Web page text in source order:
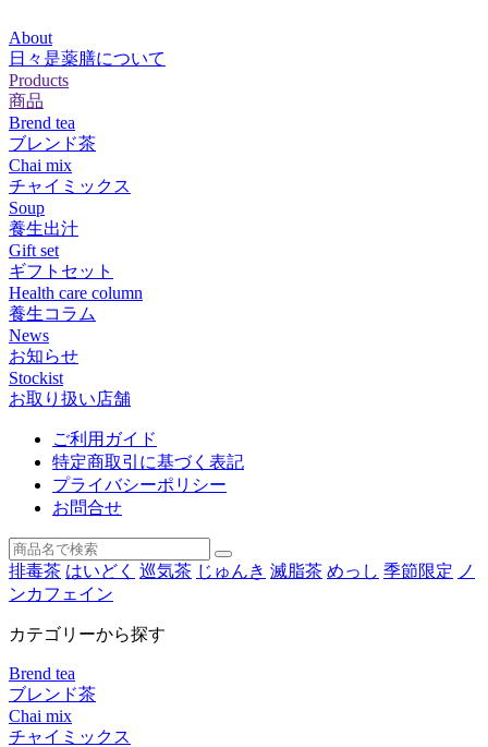
About
日々是薬膳について
Products
商品
Brend tea
ブレンド茶
Chai mix
チャイミックス
Soup
養生出汁
Gift set
ギフトセット
Health care column
養生コラム
News
お知らせ
Stockist
お取り扱い店舗
ご利用ガイド
特定商取引に基づく表記
プライバシーポリシー
お問合せ
排毒茶 はいどく 巡気茶 じゅんき 滅脂茶 めっし 季節限定 ノ
ンカフェイン
カテゴリーから探す
Brend tea
ブレンド茶
Chai mix
チャイミックス